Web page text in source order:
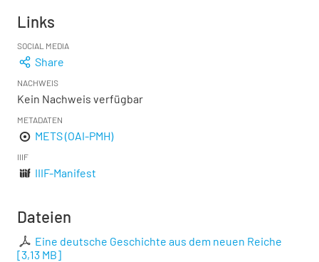
Links
SOCIAL MEDIA
Share
NACHWEIS
Kein Nachweis verfügbar
METADATEN
METS (OAI-PMH)
IIIF
IIIF-Manifest
Dateien
Eine deutsche Geschichte aus dem neuen Reiche
[3,13 MB]